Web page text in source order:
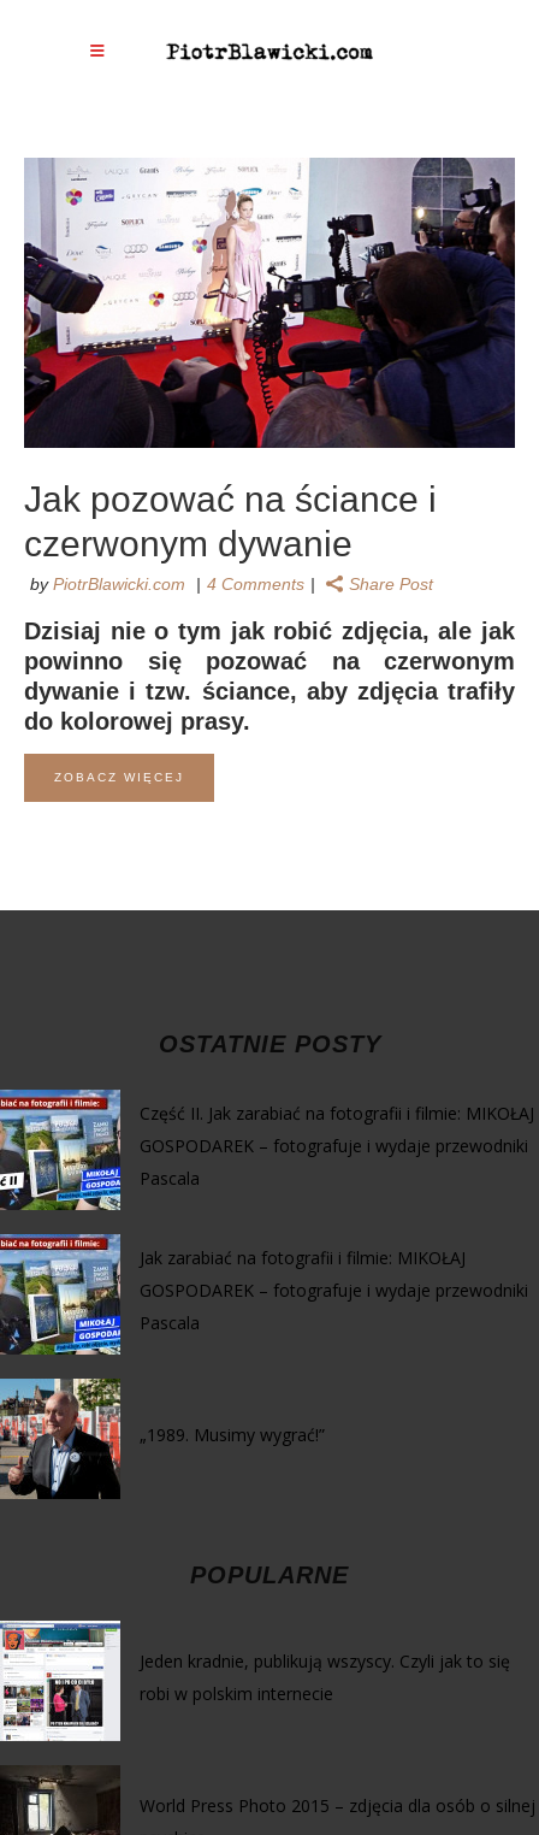
Jak pozować na ściance i
czerwonym dywanie
byPiotrBlawicki.com 4 Comments Share Post
Dzisiaj nie o tym jak robić zdjęcia, ale jak
powinno się pozować na czerwonym
dywanie i tzw. ściance, aby zdjęcia trafiły
do kolorowej prasy.
ZOBACZ WIĘCEJ
OSTATNIE POSTY
Część II. Jak zarabiać na fotografii i filmie: MIKOŁAJ
GOSPODAREK – fotografuje i wydaje przewodniki
Pascala
Jak zarabiać na fotografii i filmie: MIKOŁAJ
GOSPODAREK – fotografuje i wydaje przewodniki
Pascala
„1989. Musimy wygrać!”
POPULARNE
Jeden kradnie, publikują wszyscy. Czyli jak to się
robi w polskim internecie
World Press Photo 2015 – zdjęcia dla osób o silnej